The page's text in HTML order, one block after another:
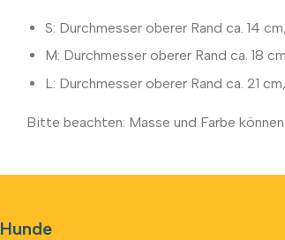
S: Durchmesser oberer Rand ca. 14
M: Durchmesser oberer Rand ca. 18
L: Durchmesser oberer Rand ca. 21
Bitte beachten: Masse und Farbe
Hunde